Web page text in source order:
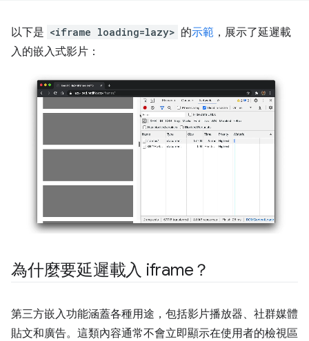
以下是 <iframe loading=lazy> 的示範 ，展示了延遲載
入的嵌入式影片：
為什麼要延遲載入 iframe？
第三方嵌入功能涵蓋各種用途，包括影片播放器、社群媒體
貼文和廣告。這類內容通常不會立即顯示在使用者的檢視區